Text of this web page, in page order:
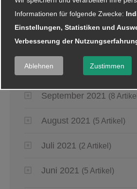
2021
Dezember 2021 (2
Oktober 2021 (7 Artikel)
September 2021 (8
August 2021 (5 Artikel)
Juli 2021 (2 Artikel)
Juni 2021 (5 Artikel)
Informationen für folgende Zwecke:
Einstellungen, Statistiken und
Verbesserung der
Ablehnen Zustimmen